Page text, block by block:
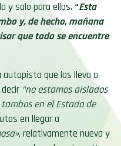
y solo para ellos. “Esta
y, de hecho, mañana
que todo se encuentre
autopista que los lleva a
“no estamos aislados
en el Estado de
en llegar a
, relativamente nueva y